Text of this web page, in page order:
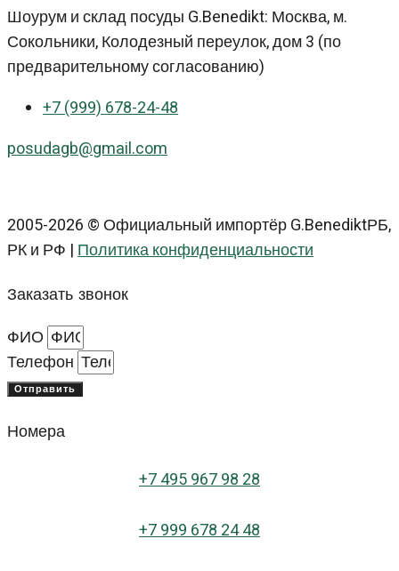
Шоурум и склад посуды G.Benedikt: Москва, м.
Сокольники, Колодезный переулок, дом 3 (по
предварительному согласованию)
+7 (999) 678-24-48
posudagb@gmail.com
2005-2026 © Официальный импортёр G.BenediktРБ,
РК и РФ |Политика конфиденциальности
Заказать звонок
ФИО
Телефон
Отправить
Номера
+7 495 967 98 28
+7 999 678 24 48